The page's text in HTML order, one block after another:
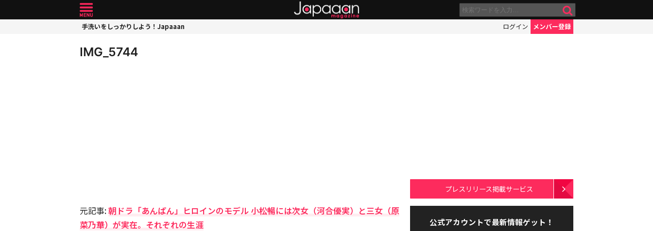
手洗いをしっかりしよう！Japaaan ログイン メンバー登録
IMG_5744
元記事:朝ドラ「あんぱん」ヒロインのモデル 小松暢には次女（河合優実）と三女（原
菜乃華）が実在。それぞれの生涯
プレスリリース掲載サービス
公式アカウントで最新情報ゲット！